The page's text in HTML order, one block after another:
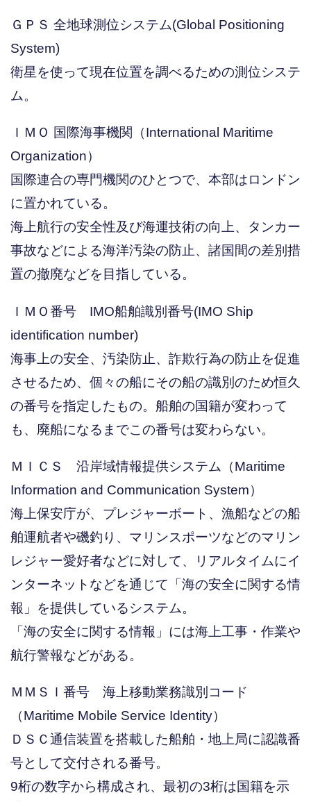
ＧＰＳ 全地球測位システム(Global Positioning
System)
衛星を使って現在位置を調べるための測位システ
ム。
ＩＭＯ 国際海事機関（International Maritime
Organization）
国際連合の専門機関のひとつで、本部はロンドン
に置かれている。
海上航行の安全性及び海運技術の向上、タンカー
事故などによる海洋汚染の防止、諸国間の差別措
置の撤廃などを目指している。
ＩＭＯ番号 IMO船舶識別番号(IMO Ship
identification number)
海事上の安全、汚染防止、詐欺行為の防止を促進
させるため、個々の船にその船の識別のため恒久
の番号を指定したもの。船舶の国籍が変わって
も、廃船になるまでこの番号は変わらない。
ＭＩＣＳ 沿岸域情報提供システム（Maritime
Information and Communication System）
海上保安庁が、プレジャーボート、漁船などの船
舶運航者や磯釣り、マリンスポーツなどのマリン
レジャー愛好者などに対して、リアルタイムにイ
ンターネットなどを通じて「海の安全に関する情
報」を提供しているシステム。
「海の安全に関する情報」には海上工事・作業や
航行警報などがある。
ＭＭＳＩ番号 海上移動業務識別コード
（Maritime Mobile Service Identity）
ＤＳＣ通信装置を搭載した船舶・地上局に認識番
号として交付される番号。
9桁の数字から構成され、最初の3桁は国籍を示